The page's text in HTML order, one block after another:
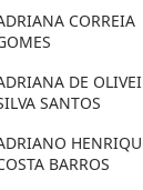
CORREIA
DE
SANTOS
BARROS